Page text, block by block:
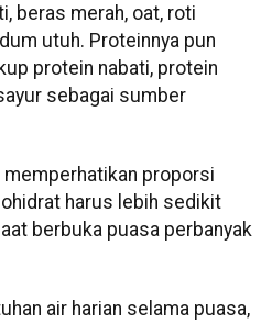
beras merah, oat, roti
utuh. Proteinnya pun
protein nabati, protein
sebagai sumber
memperhatikan proporsi
harus lebih sedikit
berbuka puasa perbanyak
air harian selama puasa,